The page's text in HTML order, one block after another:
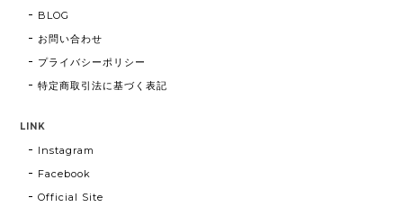
BLOG
お問い合わせ
プライバシーポリシー
特定商取引法に基づく表記
LINK
Instagram
Facebook
Official Site